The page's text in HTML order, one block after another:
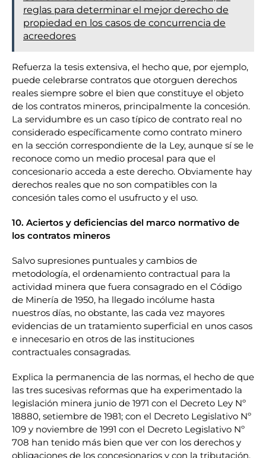
reglas para determinar el mejor derecho de
propiedad en los casos de concurrencia de
acreedores
Refuerza la tesis extensiva, el hecho que, por ejemplo,
puede celebrarse contratos que otorguen derechos
reales siempre sobre el bien que constituye el objeto
de los contratos mineros, principalmente la concesión.
La servidumbre es un caso típico de contrato real no
considerado específicamente como contrato minero
en la sección correspondiente de la Ley, aunque sí se le
reconoce como un medio procesal para que el
concesionario acceda a este derecho. Obviamente hay
derechos reales que no son compatibles con la
concesión tales como el usufructo y el uso.
10. Aciertos y deficiencias del marco normativo de
los contratos mineros
Salvo supresiones puntuales y cambios de
metodología, el ordenamiento contractual para la
actividad minera que fuera consagrado en el Código
de Minería de 1950, ha llegado incólume hasta
nuestros días, no obstante, las cada vez mayores
evidencias de un tratamiento superficial en unos casos
e innecesario en otros de las instituciones
contractuales consagradas.
Explica la permanencia de las normas, el hecho de que
las tres sucesivas reformas que ha experimentado la
legislación minera junio de 1971 con el Decreto Ley Nº
18880, setiembre de 1981; con el Decreto Legislativo Nº
109 y noviembre de 1991 con el Decreto Legislativo Nº
708 han tenido más bien que ver con los derechos y
obligaciones de los concesionarios y con la tributación,